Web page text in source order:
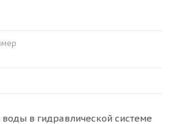
в гидравлической системе